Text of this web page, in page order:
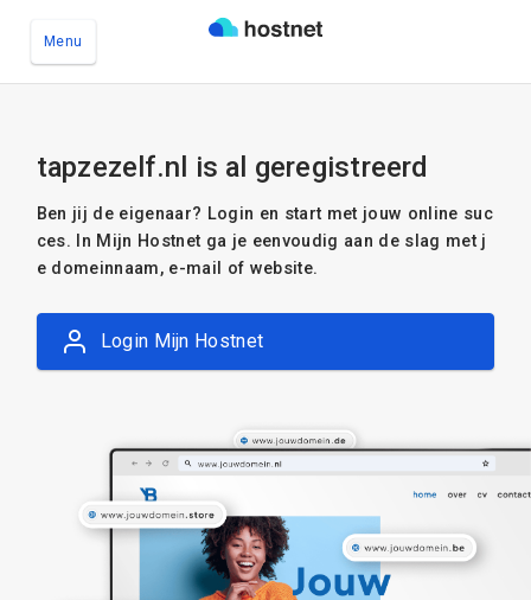
Menu
tapzezelf.nl is al geregistreerd
Ben jij de eigenaar? Login en start met jouw online suc
ces. In Mijn Hostnet ga je eenvoudig aan de slag met j
e domeinnaam, e-mail of website.
Login Mijn Hostnet